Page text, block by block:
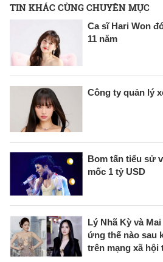
TIN KHÁC CÙNG CHUYÊN MỤC
Ca sĩ Hari Won
11 năm
Công ty quản lý
Bom tấn tiểu sử
mốc 1 tỷ USD
Lý Nhã Kỳ và
ứng thế nào sau
trên mạng xã hội